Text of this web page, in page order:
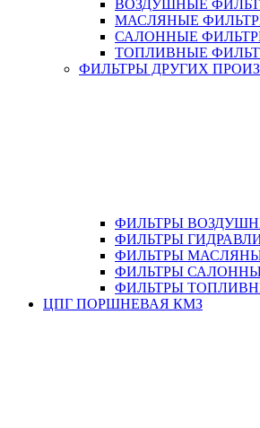
ВОЗДУШНЫЕ
МАСЛЯНЫЕ
САЛОННЫЕ
ТОПЛИВНЫЕ
ФИЛЬТРЫ ДРУГИХ
ФИЛЬТРЫ
ФИЛЬТРЫ
ФИЛЬТРЫ
ФИЛЬТРЫ
ФИЛЬТРЫ
ЦПГ ПОРШНЕВАЯ КМЗ